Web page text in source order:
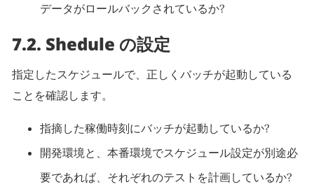
データがロールバックされているか?
7.2. Shedule の設定
指定したスケジュールで、正しくバッチが起動している
ことを確認します。
指摘した稼働時刻にバッチが起動しているか?
開発環境と、本番環境でスケジュール設定が別途必
要であれば、それぞれのテストを計画しているか?